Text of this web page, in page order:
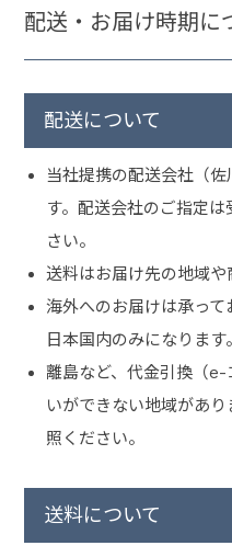
配送・お届け時期に
配送について
当社提携の配送会社（
す。配送会社のご指定
さい。
送料はお届け先の地域や
海外へのお届けは承っ
日本国内のみになります。
離島など、代金引換（
いができない地域があり
照ください。
送料について